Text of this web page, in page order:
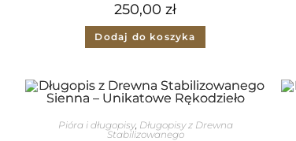
250,00 zł
Dodaj do koszyka
Pióra i długopisy, Długopisy z Drewna
Stabilizowanego